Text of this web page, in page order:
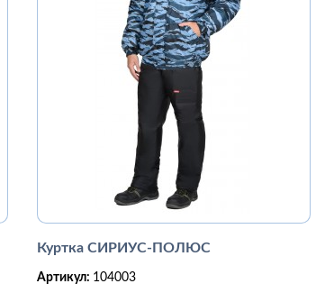
Куртка СИРИУС-ПОЛЮС
Артикул: 104003